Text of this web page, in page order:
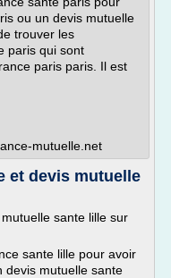
ou un devis mutuelle
trouver les
paris qui sont
paris paris. Il est
mutuelle.net
et devis mutuelle
sante lille sur
sante lille pour avoir
devis mutuelle sante